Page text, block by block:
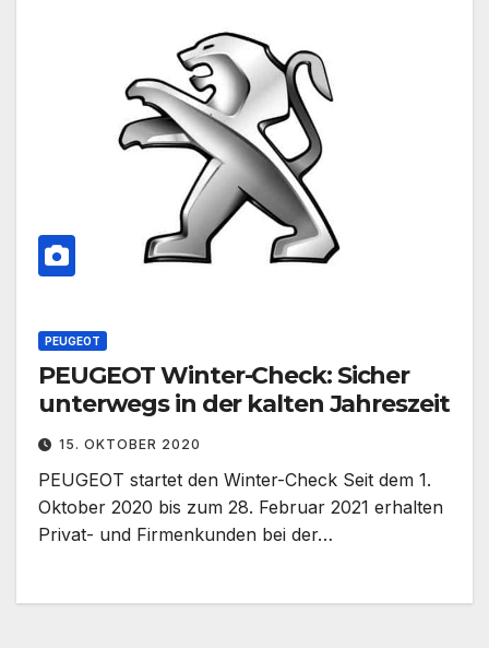
PEUGEOT
PEUGEOT Winter-Check: Sicher
unterwegs in der kalten Jahreszeit
15. OKTOBER 2020
PEUGEOT startet den Winter-Check Seit dem 1.
Oktober 2020 bis zum 28. Februar 2021 erhalten
Privat- und Firmenkunden bei der…